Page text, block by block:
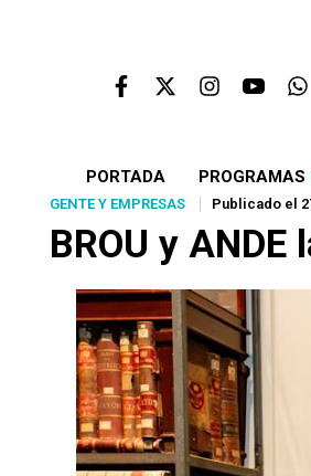
PORTADA PROGRAMAS
GENTE Y EMPRESAS Publicado el
BROU y